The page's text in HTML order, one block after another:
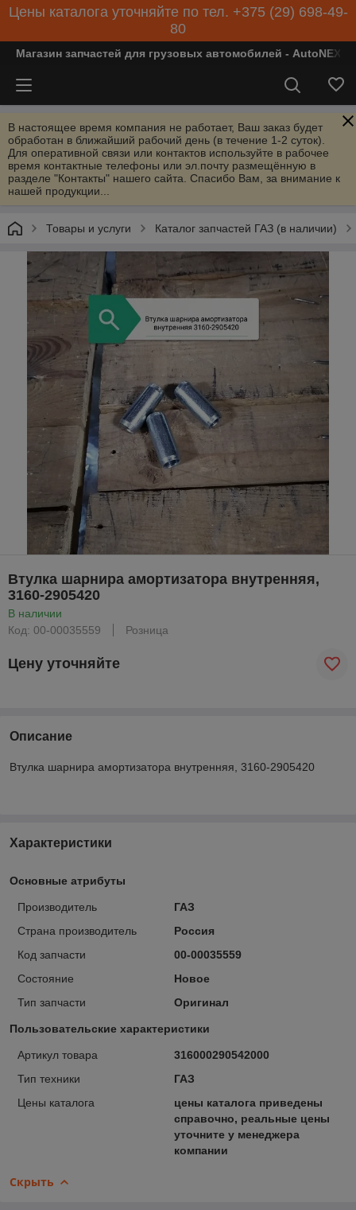
Цены каталога уточняйте по тел. +375 (29) 698-49-
80
Магазин запчастей для грузовых автомобилей - AutoNEXT
В настоящее время компания не работает, Ваш заказ будет
обработан в ближайший рабочий день (в течение 1-2 суток).
Для оперативной связи или контактов используйте в рабочее
время контактные телефоны или эл.почту размещённую в
разделе "Контакты" нашего сайта. Спасибо Вам, за внимание к
нашей продукции...
Товары и услуги Каталог запчастей ГАЗ (в наличии)
Втулка шарнира амортизатора внутренняя,
3160-2905420
В наличии
Код: 00-00035559
Розница
Цену уточняйте
Описание
Втулка шарнира амортизатора внутренняя, 3160-2905420
Характеристики
Основные атрибуты
Производитель
ГАЗ
Страна производитель
Россия
Код запчасти
00-00035559
Состояние
Новое
Тип запчасти
Оригинал
Пользовательские характеристики
Артикул товара
316000290542000
Тип техники
ГАЗ
Цены каталога
цены каталога приведены
справочно, реальные цены
уточните у менеджера
компании
Скрыть